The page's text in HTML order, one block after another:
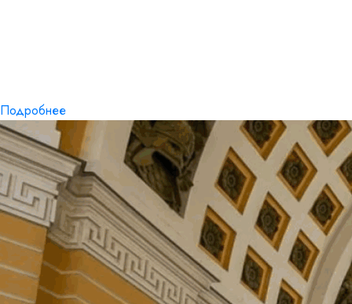
Подробнее